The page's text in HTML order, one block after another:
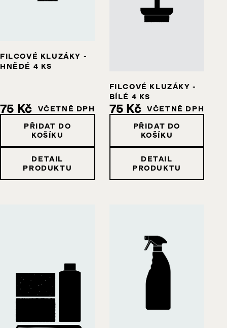
FILCOVÉ KLUZÁKY -
HNĚDÉ 4 KS
75 Kč
VČETNĚ DPH
PŘIDAT DO
KOŠÍKU
DETAIL
PRODUKTU
FILCOVÉ KLUZÁKY -
BÍLÉ 4 KS
75 Kč
VČETNĚ DPH
PŘIDAT DO
KOŠÍKU
DETAIL
PRODUKTU